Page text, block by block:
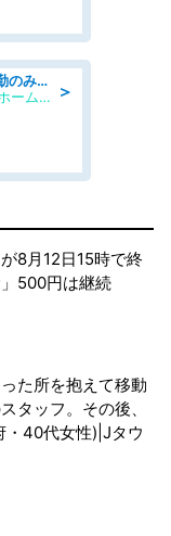
＞
「介護事務」無資格OK/正職員/日勤のみ/特別養護老人ホーム
社会福祉法人函要会/特別養護老人ホーム 韮山・ぶなの森
8月12日15時で終
500円は継続
た所を抱えて移動
タッフ。その後、
・40代女性)|Jタウ